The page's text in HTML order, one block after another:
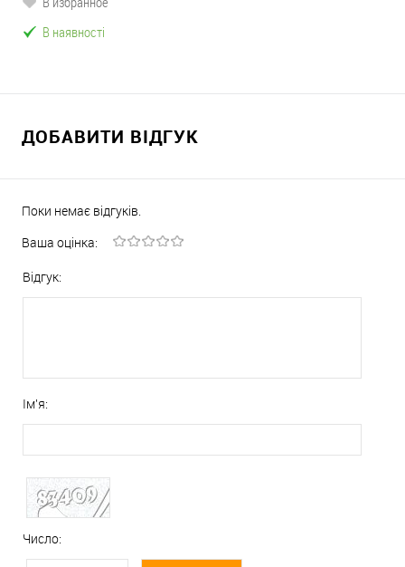
В наявності
ДОБАВИТИ ВІДГУК
Поки немає відгуків.
Ваша оцінка:
Відгук:
Ім'я:
Число: